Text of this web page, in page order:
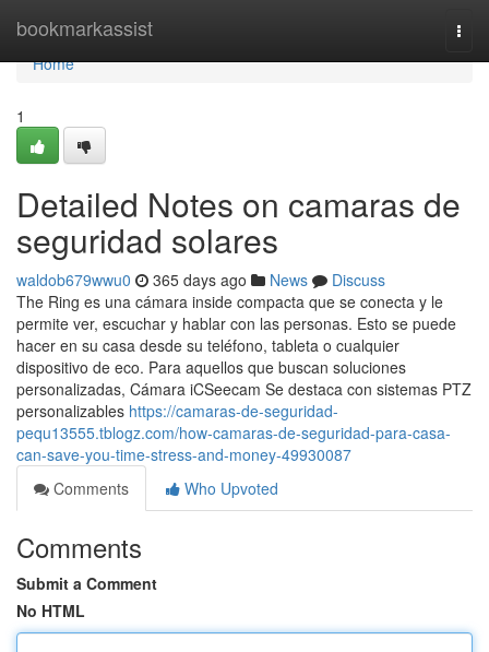
bookmarkassist
Home
Home
1
Detailed Notes on camaras de
seguridad solares
waldob679wwu0 365 days ago News
Discuss
The Ring es una cámara inside compacta que se conecta y le
permite ver, escuchar y hablar con las personas. Esto se puede
hacer en su casa desde su teléfono, tableta o cualquier
dispositivo de eco. Para aquellos que buscan soluciones
personalizadas, Cámara iCSeecam Se destaca con sistemas PTZ
personalizables https://camaras-de-seguridad-
pequ13555.tblogz.com/how-camaras-de-seguridad-para-casa-
can-save-you-time-stress-and-money-49930087
Comments
Who Upvoted
Comments
Submit a Comment
No HTML